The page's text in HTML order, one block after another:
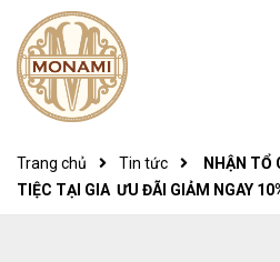
Trang chủ Tin tức
NHẬN TỔ
TIỆC TẠI GIA ƯU ĐÃI GIẢM NGAY